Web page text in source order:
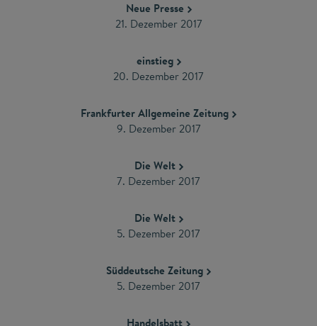
Neue Presse
21. Dezember 2017
einstieg
20. Dezember 2017
Frankfurter Allgemeine Zeitung
9. Dezember 2017
Die Welt
7. Dezember 2017
Die Welt
5. Dezember 2017
Süddeutsche Zeitung
5. Dezember 2017
Handelsbatt